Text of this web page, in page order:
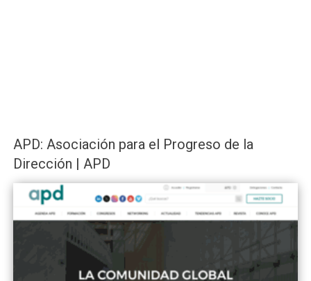
APD: Asociación para el Progreso de la
Dirección | APD